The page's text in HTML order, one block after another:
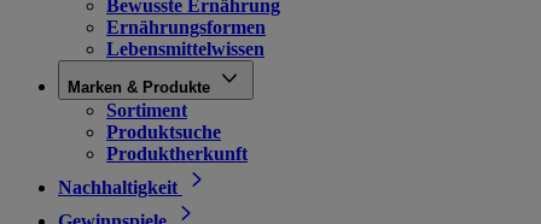
Bewusste Ernährung
Ernährungsformen
Lebensmittelwissen
Marken & Produkte
Sortiment
Produktsuche
Produktherkunft
Nachhaltigkeit